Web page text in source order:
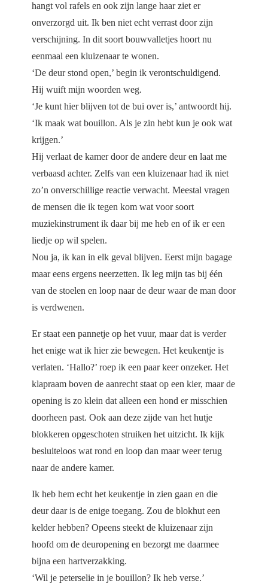
hangt vol rafels en ook zijn lange haar ziet er
onverzorgd uit. Ik ben niet echt verrast door zijn
verschijning. In dit soort bouwvalletjes hoort nu
eenmaal een kluizenaar te wonen.
‘De deur stond open,’ begin ik verontschuldigend.
Hij wuift mijn woorden weg.
‘Je kunt hier blijven tot de bui over is,’ antwoordt hij.
‘Ik maak wat bouillon. Als je zin hebt kun je ook wat
krijgen.’
Hij verlaat de kamer door de andere deur en laat me
verbaasd achter. Zelfs van een kluizenaar had ik niet
zo’n onverschillige reactie verwacht. Meestal vragen
de mensen die ik tegen kom wat voor soort
muziekinstrument ik daar bij me heb en of ik er een
liedje op wil spelen.
Nou ja, ik kan in elk geval blijven. Eerst mijn bagage
maar eens ergens neerzetten. Ik leg mijn tas bij één
van de stoelen en loop naar de deur waar de man door
is verdwenen.
Er staat een pannetje op het vuur, maar dat is verder
het enige wat ik hier zie bewegen. Het keukentje is
verlaten. ‘Hallo?’ roep ik een paar keer onzeker. Het
klapraam boven de aanrecht staat op een kier, maar de
opening is zo klein dat alleen een hond er misschien
doorheen past. Ook aan deze zijde van het hutje
blokkeren opgeschoten struiken het uitzicht. Ik kijk
besluiteloos wat rond en loop dan maar weer terug
naar de andere kamer.
Ik heb hem echt het keukentje in zien gaan en die
deur daar is de enige toegang. Zou de blokhut een
kelder hebben? Opeens steekt de kluizenaar zijn
hoofd om de deuropening en bezorgt me daarmee
bijna een hartverzakking.
‘Wil je peterselie in je bouillon? Ik heb verse.’